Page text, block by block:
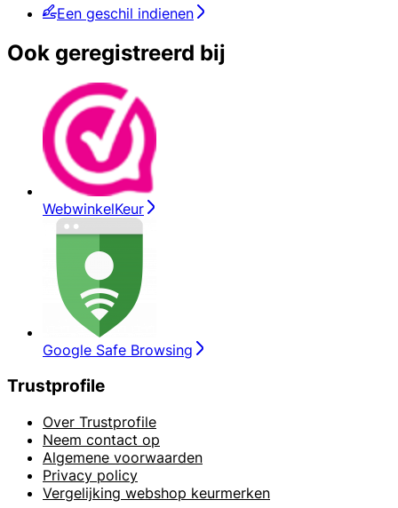
Een geschil indienen
Ook geregistreerd bij
WebwinkelKeur
Google Safe Browsing
Trustprofile
Over Trustprofile
Neem contact op
Algemene voorwaarden
Privacy policy
Vergelijking webshop keurmerken